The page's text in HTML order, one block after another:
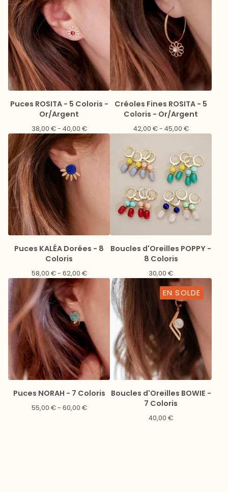
Puces ROSITA - 5 Coloris -
Or/Argent
38,00 €- 40,00 €
Créoles Fines ROSITA - 5
Coloris - Or/Argent
42,00 €- 45,00 €
Puces KALÉA Dorées - 8
Coloris
58,00 €- 62,00 €
Boucles d'Oreilles POPPY -
8 Coloris
30,00 €
Puces NORAH - 7 Coloris
55,00 €- 60,00 €
EN SOLDE
Boucles d'Oreilles BOWIE -
7 Coloris
40,00 €